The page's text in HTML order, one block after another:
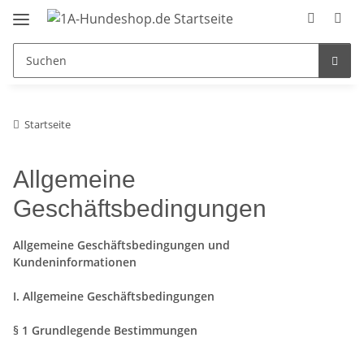
Startseite
Allgemeine
Geschäftsbedingungen
Allgemeine Geschäftsbedingungen und
Kundeninformationen
I. Allgemeine Geschäftsbedingungen
§ 1 Grundlegende Bestimmungen